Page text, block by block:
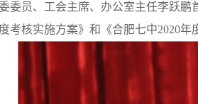
委员、工会主席、办公室主任李跃鹏
考核实施方案》和《合肥七中2020年